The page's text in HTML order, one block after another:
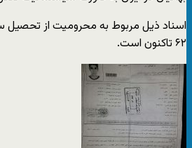
اسناد ذیل مربوط به محرومیت از تحصیل
۶۲ تاکنون است.